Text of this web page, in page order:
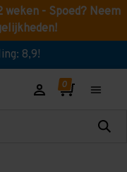
weken - Spoed? Neem
8,9!